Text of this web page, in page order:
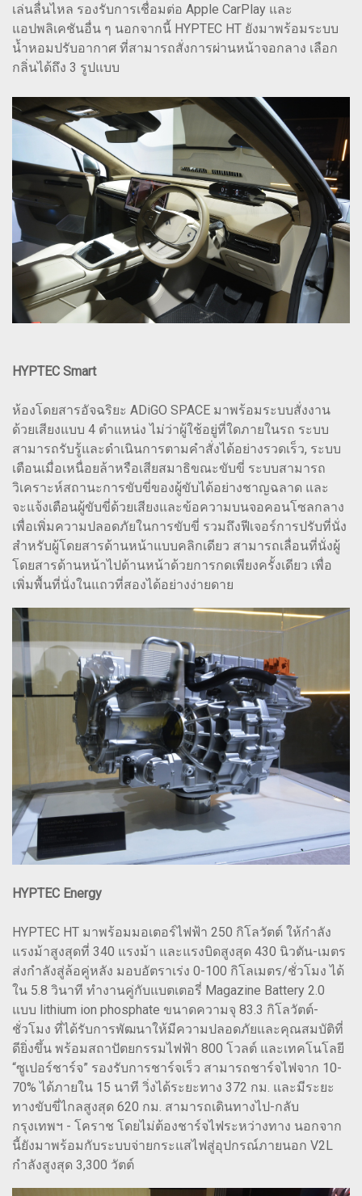
เล่นลื่นไหล รองรับการเชื่อมต่อ Apple CarPlay และ
แอปพลิเคชันอื่น ๆ นอกจากนี้ HYPTEC HT ยังมาพร้อมระบบ
น้ำหอมปรับอากาศ ที่สามารถสั่งการผ่านหน้าจอกลาง เลือก
กลิ่นได้ถึง 3 รูปแบบ
HYPTEC Smart
ห้องโดยสารอัจฉริยะ ADiGO SPACE มาพร้อมระบบสั่งงาน
ด้วยเสียงแบบ 4 ตำแหน่ง ไม่ว่าผู้ใช้อยู่ที่ใดภายในรถ ระบบ
สามารถรับรู้และดำเนินการตามคำสั่งได้อย่างรวดเร็ว, ระบบ
เตือนเมื่อเหนื่อยล้าหรือเสียสมาธิขณะขับขี่ ระบบสามารถ
วิเคราะห์สถานะการขับขี่ของผู้ขับได้อย่างชาญฉลาด และ
จะแจ้งเตือนผู้ขับขี่ด้วยเสียงและข้อความบนจอคอนโซลกลาง
เพื่อเพิ่มความปลอดภัยในการขับขี่ รวมถึงฟีเจอร์การปรับที่นั่ง
สำหรับผู้โดยสารด้านหน้าแบบคลิกเดียว สามารถเลื่อนที่นั่งผู้
โดยสารด้านหน้าไปด้านหน้าด้วยการกดเพียงครั้งเดียว เพื่อ
เพิ่มพื้นที่นั่งในแถวที่สองได้อย่างง่ายดาย
HYPTEC Energy
HYPTEC HT มาพร้อมมอเตอร์ไฟฟ้า 250 กิโลวัตต์ ให้กำลัง
แรงม้าสูงสุดที่ 340 แรงม้า และแรงบิดสูงสุด 430 นิวตัน-เมตร
ส่งกำลังสู่ล้อคู่หลัง มอบอัตราเร่ง 0-100 กิโลเมตร/ชั่วโมง ได้
ใน 5.8 วินาที ทำงานคู่กับแบตเตอรี่ Magazine Battery 2.0
แบบ lithium ion phosphate ขนาดความจุ 83.3 กิโลวัตต์-
ชั่วโมง ที่ได้รับการพัฒนาให้มีความปลอดภัยและคุณสมบัติที่
ดียิ่งขึ้น พร้อมสถาปัตยกรรมไฟฟ้า 800 โวลต์ และเทคโนโลยี
“ซูเปอร์ชาร์จ” รองรับการชาร์จเร็ว สามารถชาร์จไฟจาก 10-
70% ได้ภายใน 15 นาที วิ่งได้ระยะทาง 372 กม. และมีระยะ
ทางขับขี่ไกลสูงสุด 620 กม. สามารถเดินทางไป-กลับ
กรุงเทพฯ - โคราช โดยไม่ต้องชาร์จไฟระหว่างทาง นอกจาก
นี้ยังมาพร้อมกับระบบจ่ายกระแสไฟสู่อุปกรณ์ภายนอก V2L
กำลังสูงสุด 3,300 วัตต์